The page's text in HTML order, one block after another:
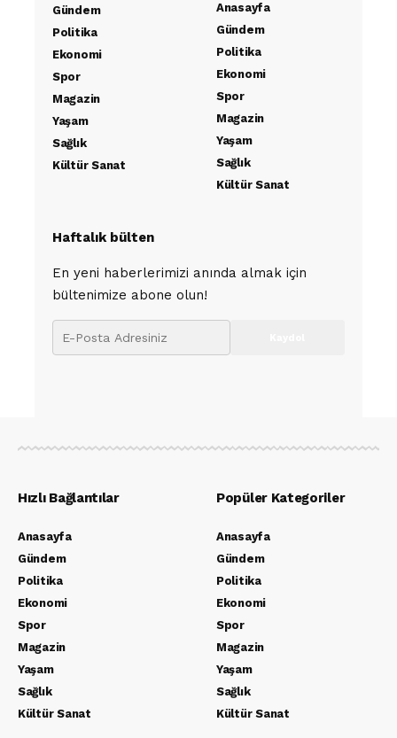
Gündem
Politika
Ekonomi
Spor
Magazin
Yaşam
Sağlık
Kültür Sanat
Anasayfa
Gündem
Politika
Ekonomi
Spor
Magazin
Yaşam
Sağlık
Kültür Sanat
Haftalık bülten
En yeni haberlerimizi anında almak için
bültenimize abone olun!
Hızlı Bağlantılar
Anasayfa
Gündem
Politika
Ekonomi
Spor
Magazin
Yaşam
Sağlık
Kültür Sanat
Popüler Kategoriler
Anasayfa
Gündem
Politika
Ekonomi
Spor
Magazin
Yaşam
Sağlık
Kültür Sanat